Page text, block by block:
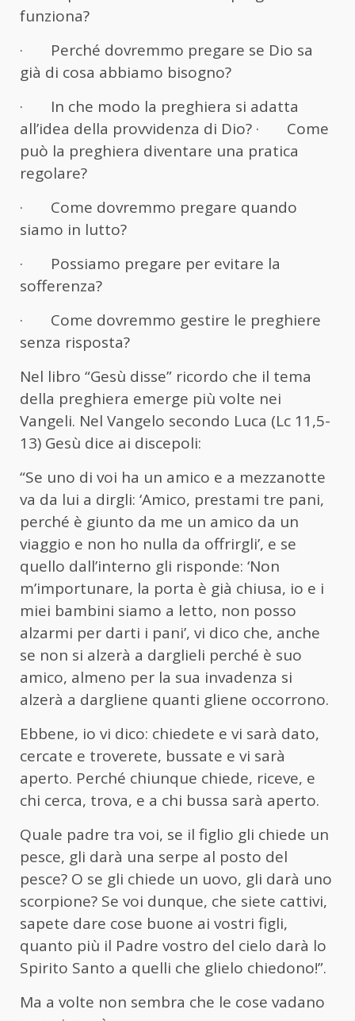
funziona?
· Perché dovremmo pregare se Dio sa
già di cosa abbiamo bisogno?
· In che modo la preghiera si adatta
all’idea della provvidenza di Dio? · Come
può la preghiera diventare una pratica
regolare?
· Come dovremmo pregare quando
siamo in lutto?
· Possiamo pregare per evitare la
sofferenza?
· Come dovremmo gestire le preghiere
senza risposta?
Nel libro “Gesù disse” ricordo che il tema
della preghiera emerge più volte nei
Vangeli. Nel Vangelo secondo Luca (Lc 11,5-
13) Gesù dice ai discepoli:
“Se uno di voi ha un amico e a mezzanotte
va da lui a dirgli: ‘Amico, prestami tre pani,
perché è giunto da me un amico da un
viaggio e non ho nulla da offrirgli’, e se
quello dall’interno gli risponde: ‘Non
m’importunare, la porta è già chiusa, io e i
miei bambini siamo a letto, non posso
alzarmi per darti i pani’, vi dico che, anche
se non si alzerà a darglieli perché è suo
amico, almeno per la sua invadenza si
alzerà a dargliene quanti gliene occorrono.
Ebbene, io vi dico: chiedete e vi sarà dato,
cercate e troverete, bussate e vi sarà
aperto. Perché chiunque chiede, riceve, e
chi cerca, trova, e a chi bussa sarà aperto.
Quale padre tra voi, se il figlio gli chiede un
pesce, gli darà una serpe al posto del
pesce? O se gli chiede un uovo, gli darà uno
scorpione? Se voi dunque, che siete cattivi,
sapete dare cose buone ai vostri figli,
quanto più il Padre vostro del cielo darà lo
Spirito Santo a quelli che glielo chiedono!”.
Ma a volte non sembra che le cose vadano